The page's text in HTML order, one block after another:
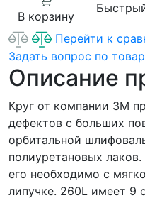
В корзину
Перейти к
Задать вопрос по
Описание
Круг от компании 3M
дефектов с больших
орбитальной
полиуретановых
его необходимо с
липучке. 260L имеет 9